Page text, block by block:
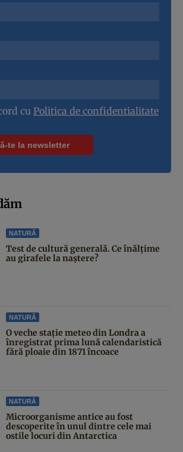
cu Politica de confidentialitate
NATURĂ
Test de cultură generală. Ce înălțime
au girafele la naștere?
NATURĂ
O veche stație meteo din Londra a
înregistrat prima lună calendaristică
fără ploaie din 1871 încoace
NATURĂ
Microorganisme antice au fost
descoperite în unul dintre cele mai
ostile locuri din Antarctica